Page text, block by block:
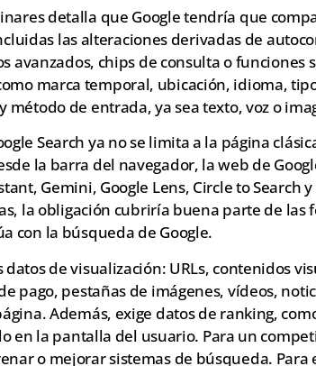
detalla que Google tendría que
las alteraciones derivadas de
avanzados, chips de consulta o funciones
marca temporal, ubicación, idioma,
método de entrada, ya sea texto, voz o
Search ya no se limita a la página
la barra del navegador, la web de
Gemini, Google Lens, Circle to Search
la obligación cubriría buena parte de las
con la búsqueda de Google.
de visualización: URLs, contenidos
pago, pestañas de imágenes, vídeos,
Además, exige datos de ranking,
en la pantalla del usuario. Para un
o mejorar sistemas de búsqueda. Para